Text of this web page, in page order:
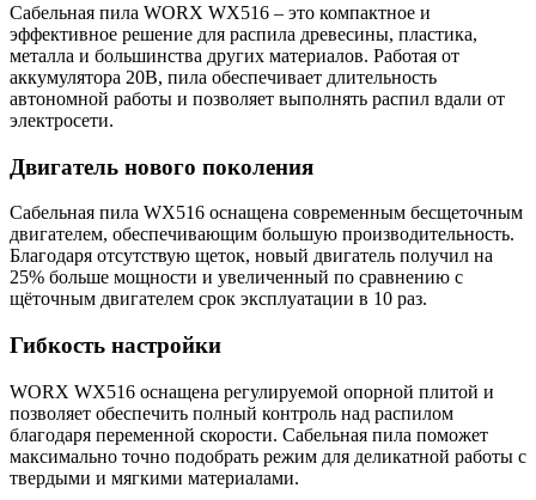
Сабельная пила WORX WX516 – это компактное и
эффективное решение для распила древесины, пластика,
металла и большинства других материалов. Работая от
аккумулятора 20В, пила обеспечивает длительность
автономной работы и позволяет выполнять распил вдали от
электросети.
Двигатель нового поколения
Сабельная пила WX516 оснащена современным бесщеточным
двигателем, обеспечивающим большую производительность.
Благодаря отсутствую щеток, новый двигатель получил на
25% больше мощности и увеличенный по сравнению с
щёточным двигателем срок эксплуатации в 10 раз.
Гибкость настройки
WORX WX516 оснащена регулируемой опорной плитой и
позволяет обеспечить полный контроль над распилом
благодаря переменной скорости. Сабельная пила поможет
максимально точно подобрать режим для деликатной работы с
твердыми и мягкими материалами.